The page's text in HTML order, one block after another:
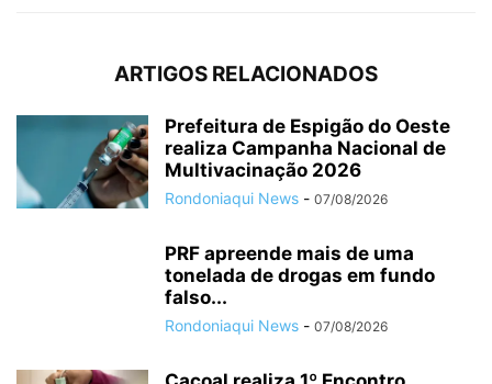
ARTIGOS RELACIONADOS
Prefeitura de Espigão do Oeste
realiza Campanha Nacional de
Multivacinação 2026
Rondoniaqui News - 07/08/2026
PRF apreende mais de uma
tonelada de drogas em fundo
falso...
Rondoniaqui News - 07/08/2026